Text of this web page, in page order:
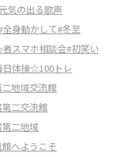
気の出る歌声
全身動かして#冬至
者スマホ相談会#初笑い
日体操☆100トレ
地域交流館
二交流館
二地域
へようこそ